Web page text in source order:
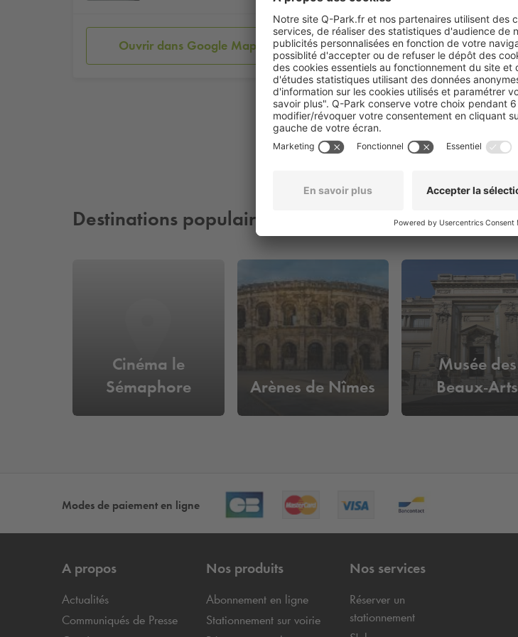
Ouvrir dans Google Maps Réserver
Destinations populaires à proximité
Cinéma le
Sémaphore
Arènes de Nîmes
Musée des
Beaux-Arts
Modes de paiement en ligne
A propos
Actualités
Communiqués de Presse
Nos produits
Abonnement en ligne
Stationnement sur voirie
Nos services
Réserver un
stationnement